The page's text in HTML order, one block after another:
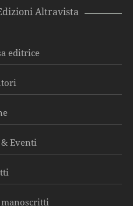
Altravista
editrice
Eventi